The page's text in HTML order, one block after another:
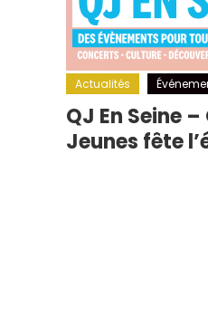
Actualités
QJ En Seine
Jeunes fête